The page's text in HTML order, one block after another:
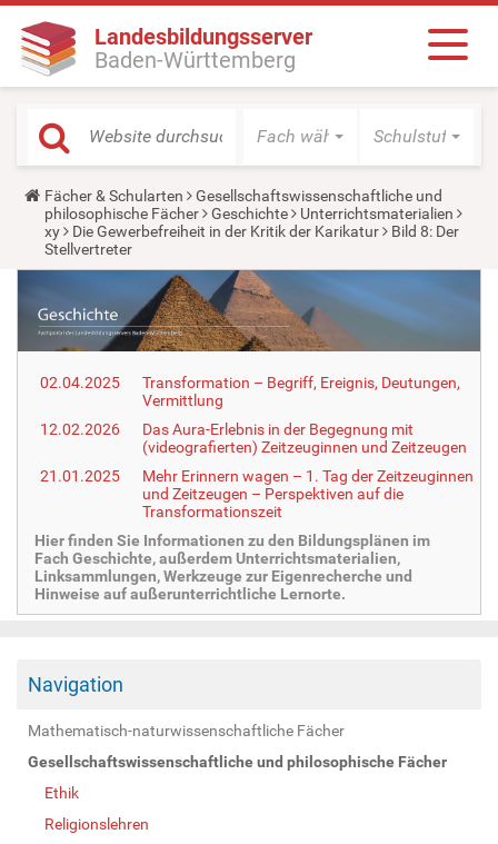
Landesbildungsserver
Baden-Württemberg
Fach wählen Schulstufe
Y
o
u
a
r
e
r
e
Fächer & Schularten
Gesellschaftswissenschaftliche und
philosophische Fächer
Geschichte
Unterrichtsmaterialien
xy
Die Gewerbefreiheit in der Kritik der Karikatur
Bild 8: Der
Stellvertreter
02.04.2025
Transformation – Begriff, Ereignis, Deutungen,
Vermittlung
12.02.2026
Das Aura-Erlebnis in der Begegnung mit
(videografierten) Zeitzeuginnen und Zeitzeugen
21.01.2025
Mehr Erinnern wagen – 1. Tag der Zeitzeuginnen
und Zeitzeugen – Perspektiven auf die
Transformationszeit
Hier finden Sie Informationen zu den Bildungsplänen im
Fach Geschichte, außerdem Unterrichtsmaterialien,
Linksammlungen, Werkzeuge zur Eigenrecherche und
Hinweise auf außerunterrichtliche Lernorte.
Navigation
Mathematisch-naturwissenschaftliche Fächer
Gesellschaftswissenschaftliche und philosophische Fächer
Ethik
Religionslehren